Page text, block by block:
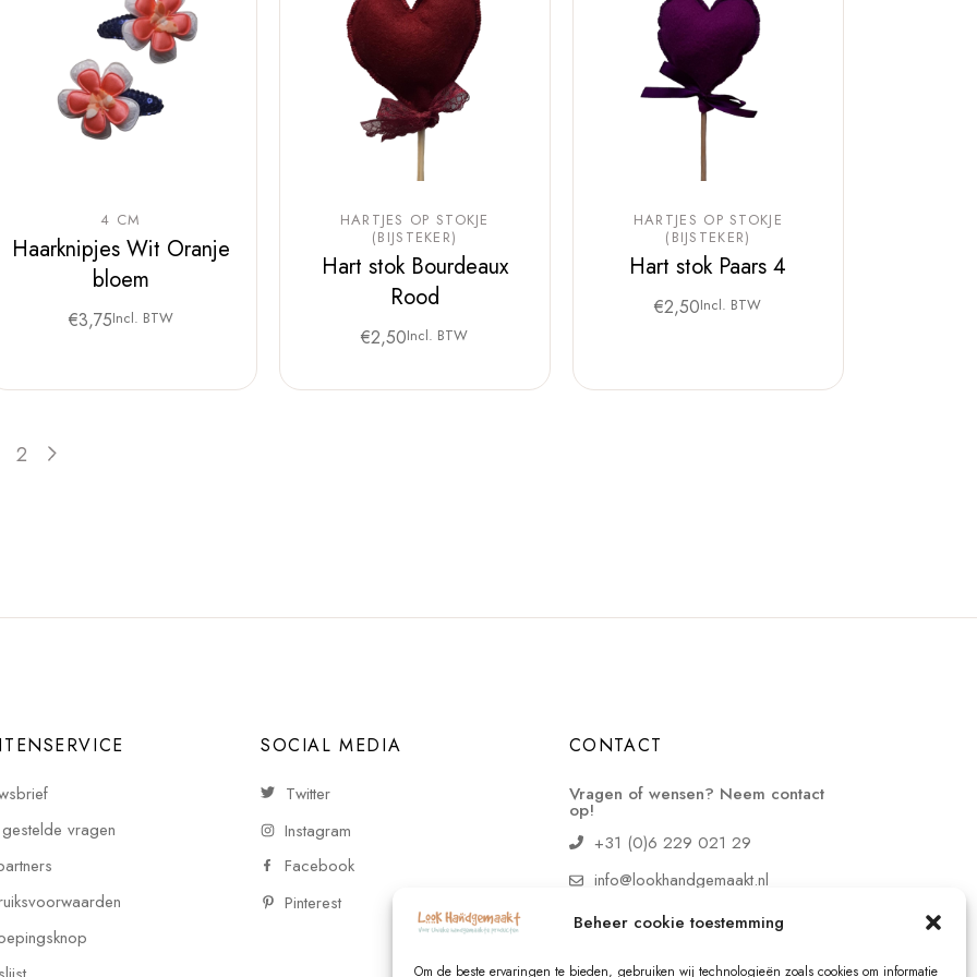
Beheer cookie toestemming
Om de beste ervaringen te bieden, gebruiken wij technologieën zoals cookies om informatie
4 CM
Haarknipjes Wit Oranje
bloem
€3,75Incl. BTW
HARTJES OP STOKJE
(BIJSTEKER)
Hart stok Bourdeaux
Rood
€2,50Incl. BTW
HARTJES OP STOKJE
(BIJSTEKER)
Hart stok Paars 4
€2,50Incl. BTW
2
vragen
SOCIAL MEDIA
Twitter
Instagram
Facebook
Pinterest
CONTACT
Vragen of wensen? Neem contact
op!
+31 (0)6 229 021 29
info@lookhandgemaakt.nl